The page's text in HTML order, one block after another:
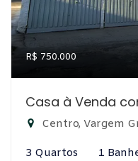
R$ 750.000
Casa à Venda
Centro, Vargem
3 Quartos 1